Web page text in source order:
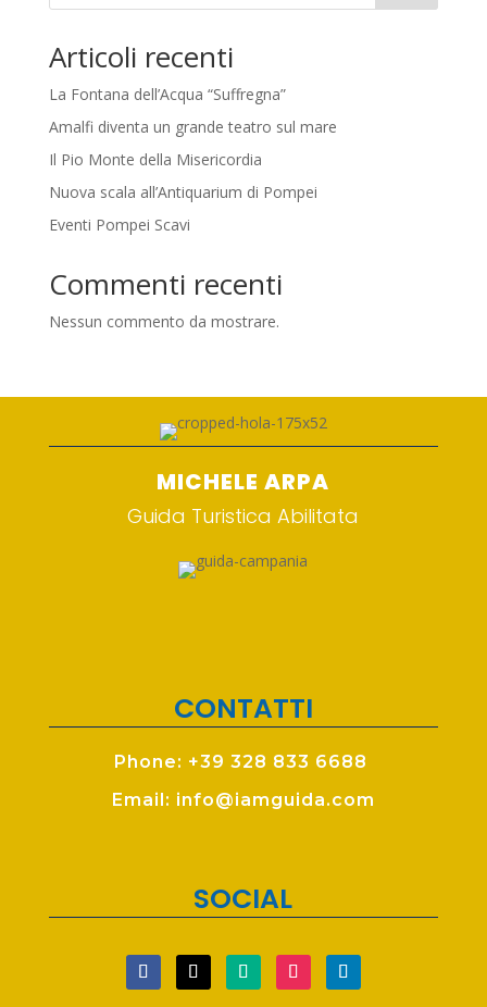
Articoli recenti
La Fontana dell’Acqua “Suffregna”
Amalfi diventa un grande teatro sul mare
Il Pio Monte della Misericordia
Nuova scala all’Antiquarium di Pompei
Eventi Pompei Scavi
Commenti recenti
Nessun commento da mostrare.
MICHELE ARPA
Guida Turistica Abilitata
CONTATTI
Phone: +39 328 833 6688
Email: info@iamguida.com
SOCIAL